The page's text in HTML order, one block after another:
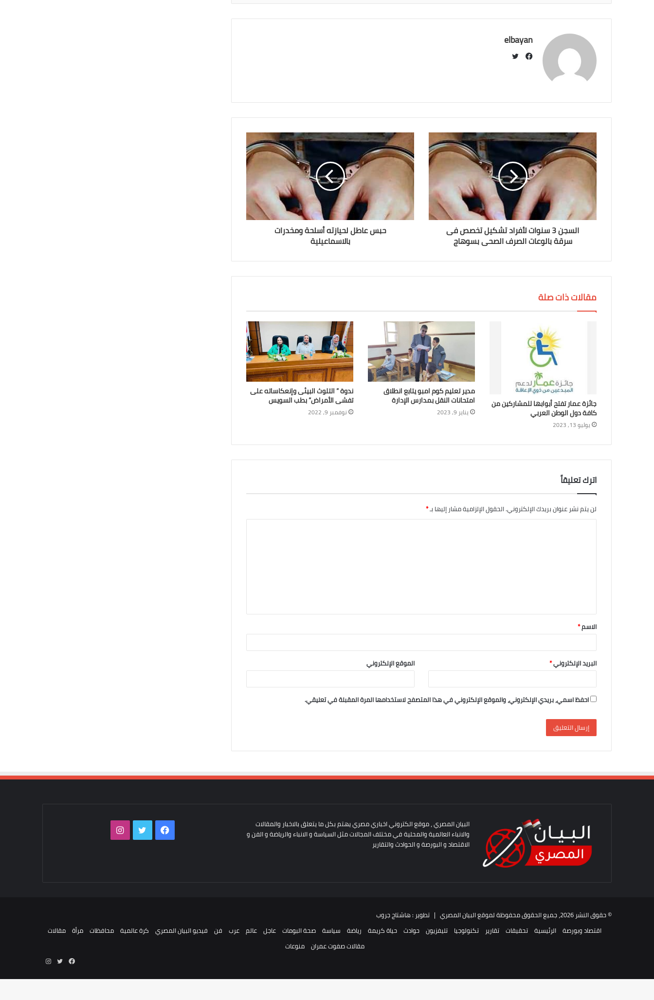
elbayan
ب
و
ر
السجن 3 سنوات لأفراد تشكيل تخصص فى
سرقة بالوعات الصرف الصحى بسوهاج
حبس عاطل لحيازته أسلحة ومخدرات
بالاسماعيلية
مقالات ذات صلة
جائزة عمار تفتح أبوابها للمشاركين من
كافة دول الوطن العربي
يوليو 13, 2023
مدير تعليم كوم امبو يتابع انطلاق
امتحانات النقل بمدارس الإدارة
يناير 9, 2023
ندوة ” التلوث البيئى وإنعكاساته على
تفشى الأمراض” بطب السويس
نوفمبر 9, 2022
اترك تعليقاً
لن يتم نشر عنوان بريدك الإلكتروني.الحقول الإلزامية مشار إليها بـ*
ق
*
الاسم*
البريد الإلكتروني* الموقع الإلكتروني
احفظ اسمي، بريدي الإلكتروني، والموقع الإلكتروني في هذا المتصفح لاستخدامها المرة المقبلة في تعليقي.
البيان المصري ، موقع الكتروني اخباري مصري يهتم بكل ما يتعلق بالاخبار والمقالات
والانباء العالمية والمحلية في مختلف المجالات مثل السياسة و الانباء والرياضة و الفن و
الاقتصاد و البورصة و الحوادث والتقارير
فيسبوكتويتر انستقرام
© حقوق النشر 2026، جميع الحقوق محفوظة لموقع البيان المصري | تطوير : هاشتاج جروب
اقتصاد وبورصة الرئيسية تحقيقات تقارير تكنولوجيا تليفزيون حوادث حياة كريمة رياضة سياسة صحة البومات عاجل عالم عرب فن فيديو البيان المصري كرة عالمية محافظات مرأة مقالات
مقالات صفوت عمران منوعات
فيسبوك
تويتر